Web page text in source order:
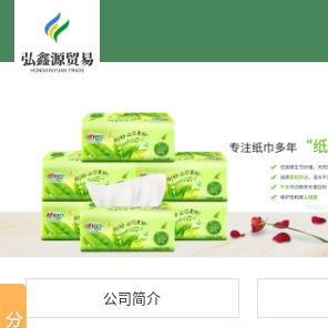
公司简介